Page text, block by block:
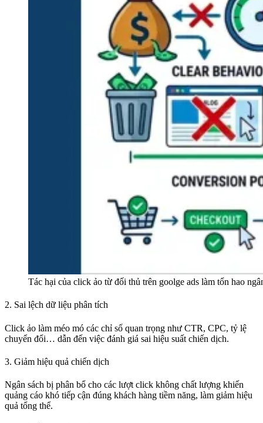
Tác hại của click ảo từ đối thủ trên goolge ads làm tổn hao
2. Sai lệch dữ liệu phân tích
Click ảo làm méo mó các chỉ số quan trọng như CTR, CPC, tỷ lệ
chuyển đổi… dẫn đến việc đánh giá sai hiệu suất chiến dịch.
3. Giảm hiệu quả chiến dịch
Ngân sách bị phân bổ cho các lượt click không chất lượng khiến
quảng cáo khó tiếp cận đúng khách hàng tiềm năng, làm giảm hiệu
quả tổng thể.